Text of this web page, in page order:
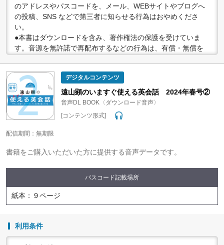
のアドレスやパスコードを、メール、WEBサイトやブログへ
の投稿、SNS などで第三者に知らせる行為はおやめくださ
い。
●本書はダウンロードを含み、著作権法の保護を受けていま
す。音源を無許諾で再配布するなどの行為は、有償・無償を
●配信の方法やコンテンツの中身については、事前の告知なく
変更する場合がありますので、あらかじめご了承ください。
デジタルコンテンツ
遠山顕のいますぐ使える英会話 2024年春号②
音声DL BOOK〈ダウンロード音声〉
[コンテンツ形式]
配信期間：無期限
書籍をご購入いただいた方に提供する音声データです。
パスコード記載場所
紙本：９ページ
利用条件